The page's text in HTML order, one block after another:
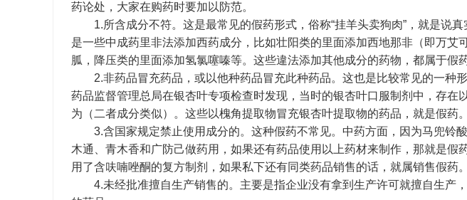
药论处，大家在购药时要加以防范。
1.所含成分不符。这是最常见的假药形式，俗称“挂羊头卖狗肉”，就是说真
是一些中成药里非法添加西药成分，比如壮阳类的里面添加西地那非（即万艾
胍，降压类的里面添加氢氯噻嗪等。这些違法添加其他成分的药物，都属于假药
2.非药品冒充药品，或以他种药品冒充此种药品。这也是比较常见的一种
药品监督管理总局在银杏叶专项检查时发现，当时的银杏叶口服制剂中，存在
为（二者成分类似）。这些以槐角提取物冒充银杏叶提取物的药品，就是假药。
3.含国家规定禁止使用成分的。这种假药不常见。中药方面，因为马兜铃
木通、青木香和广防己做药用，如果还有药品使用以上药材来制作，那就是假
用了含呋喃唑酮的复方制剂，如果私下还有同类药品销售的话，就属销售假药。
4.未经批准擅自生产销售的。主要是指企业没有拿到生产许可就擅自生产